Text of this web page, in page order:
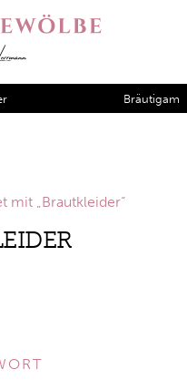
Bräutigam
mit „Brautkleider“